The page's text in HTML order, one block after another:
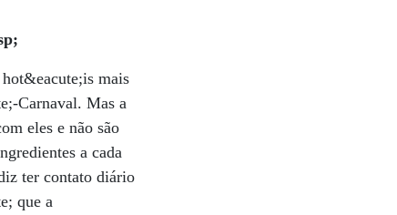
mais
Carnaval. Mas a
eles e não são
a cada
ter contato diário
que a